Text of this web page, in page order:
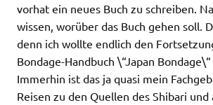
vorhat ein neues Buch zu schreiben.
wissen, worüber das Buch gehen soll.
denn ich wollte endlich den
Bondage-Handbuch \“Japan Bondage\“
Immerhin ist das ja quasi mein
Reisen zu den Quellen des Shibari